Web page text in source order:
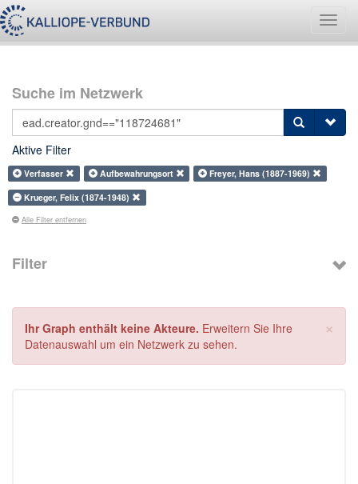
Suche im Netzwerk
Aktive Filter
Verfasser Aufbewahrungsort
Freyer, Hans (1887-1969)
Krueger, Felix (1874-1948)
Alle Filter entfernen
Filter
×
Ihr Graph enthält keine Akteure. Erweitern Sie Ihre
Datenauswahl um ein Netzwerk zu sehen.